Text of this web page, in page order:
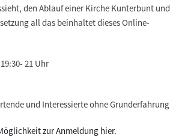
den Ablauf einer Kirche Kunterbunt und
all das beinhaltet dieses Online-
21 Uhr
und Interessierte ohne Grunderfahrung
zur Anmeldung hier.